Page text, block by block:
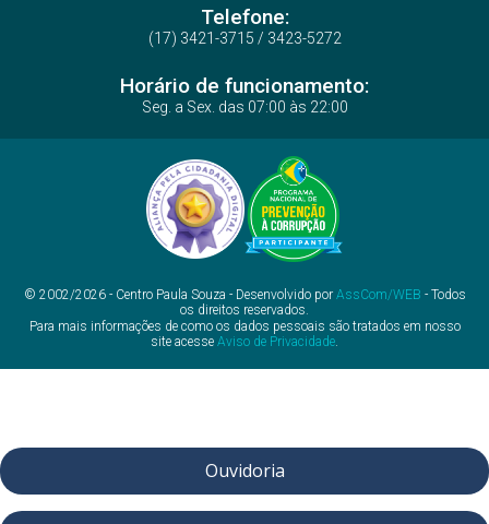
Telefone:
(17) 3421-3715 / 3423-5272
Horário de funcionamento:
Seg. a Sex. das 07:00 às 22:00
© 2002/2026 - Centro Paula Souza - Desenvolvido por AssCom/WEB - Todos
os direitos reservados.
Para mais informações de como os dados pessoais são tratados em nosso
site acesse Aviso de Privacidade.
Ouvidoria